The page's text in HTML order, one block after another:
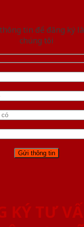
tin để đăng ký
chúng tôi
KÝ TƯ